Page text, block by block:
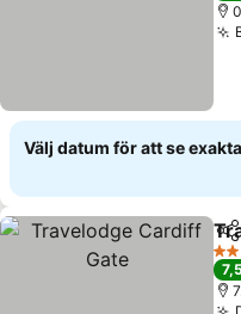
Välj datum för att se
2
7,5